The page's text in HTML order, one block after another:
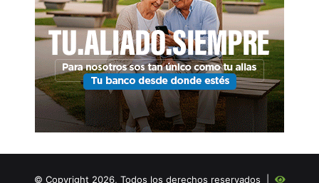
© Copyright 2026, Todos los derechos reservados |